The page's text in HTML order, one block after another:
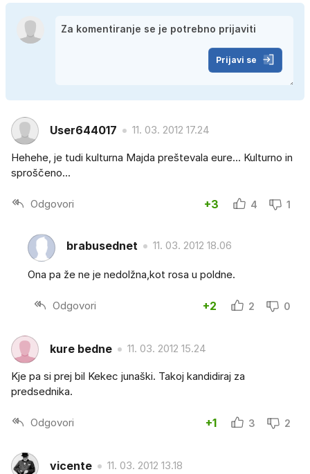
Prijavi se
User644017 11. 03. 2012 17.24
Hehehe, je tudi kulturna Majda preštevala eure... Kulturno in
sproščeno...
Odgovori +3 4 1
brabusednet 11. 03. 2012 18.06
Ona pa že ne je nedolžna,kot rosa u poldne.
Odgovori +2 2 0
kure bedne 11. 03. 2012 15.24
Kje pa si prej bil Kekec junaški. Takoj kandidiraj za
predsednika.
Odgovori +1 3 2
vicente 11. 03. 2012 13.18